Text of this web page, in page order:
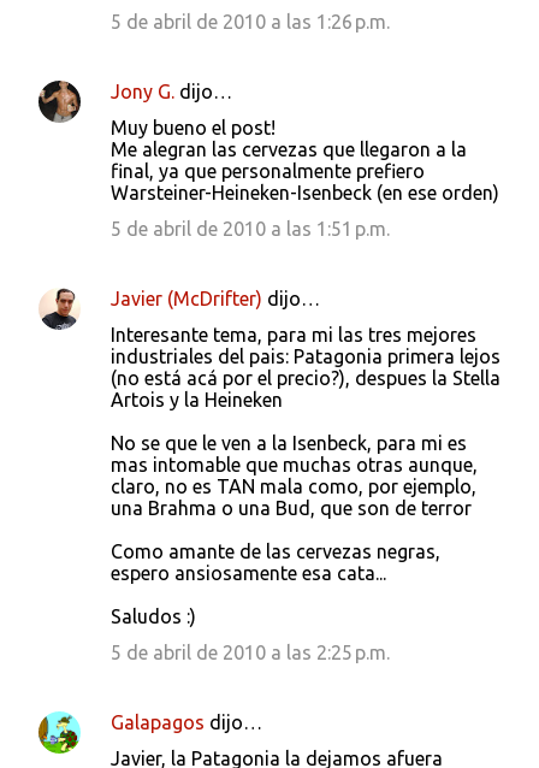
5 de abril de 2010 a las 1:26 p.m.
Jony G. dijo…
Muy bueno el post!
Me alegran las cervezas que llegaron a la
final, ya que personalmente prefiero
Warsteiner-Heineken-Isenbeck (en ese orden)
5 de abril de 2010 a las 1:51 p.m.
Javier (McDrifter) dijo…
Interesante tema, para mi las tres mejores
industriales del pais: Patagonia primera lejos
(no está acá por el precio?), despues la Stella
Artois y la Heineken
No se que le ven a la Isenbeck, para mi es
mas intomable que muchas otras aunque,
claro, no es TAN mala como, por ejemplo,
una Brahma o una Bud, que son de terror
Como amante de las cervezas negras,
espero ansiosamente esa cata...
Saludos :)
5 de abril de 2010 a las 2:25 p.m.
Galapagos dijo…
Javier, la Patagonia la dejamos afuera